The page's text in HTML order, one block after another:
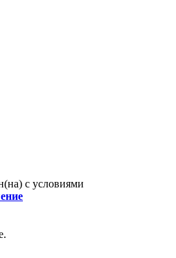
с условиями